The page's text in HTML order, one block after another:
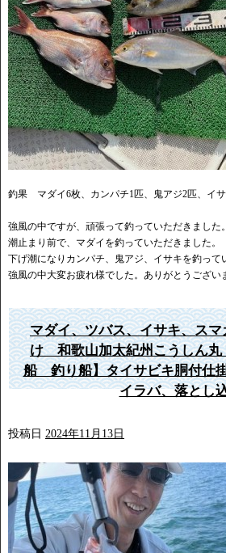
釣果 マダイ6枚、カンパチ1匹、鬼アジ2匹、イサ
強風の中ですが、頑張って釣っていただきました。
潮止まり前で、マダイを釣っていただきました。
下げ潮になりカンパチ、鬼アジ、イサキを釣って
強風の中大変お疲れ様でした。ありがとうござい
マダイ、ツバス、イサキ、ス
け 和歌山加太紀州こうしん
船 釣り船】タイサビキ胴付仕
イラバ、落とし
投稿日 2024年11月13日